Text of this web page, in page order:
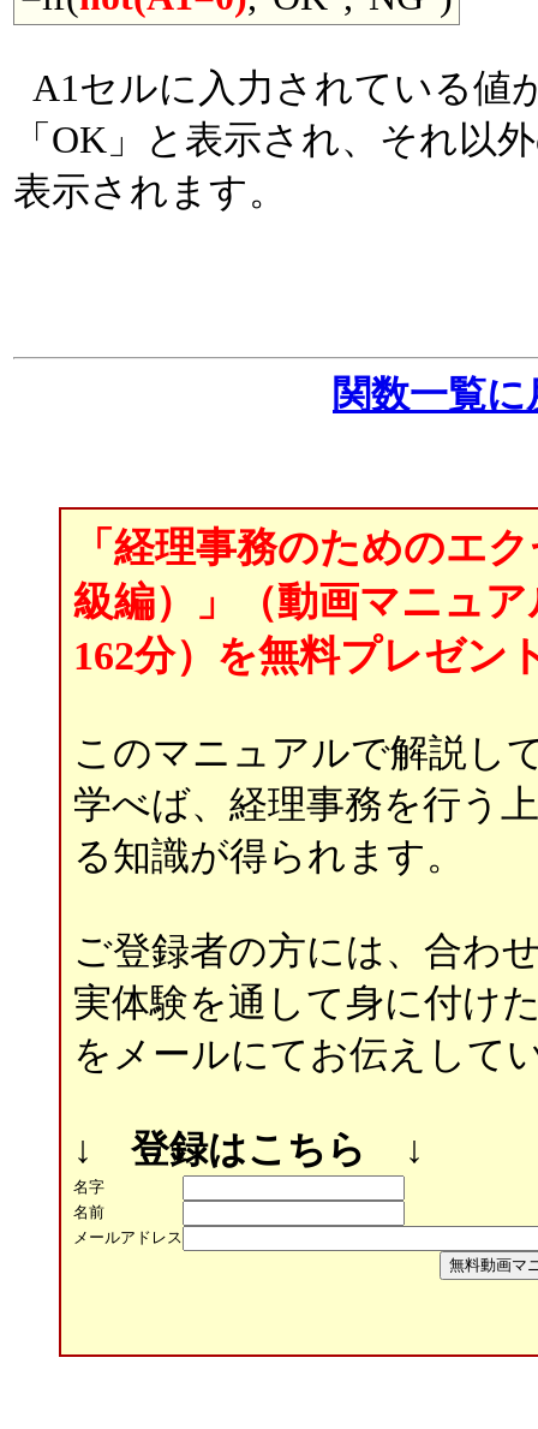
A1セルに入力されている値
「OK」と表示され、それ以
表示されます。
関数一覧に
「経理事務のためのエ
級編）」（動画マニュ
162分）を無料プレゼン
このマニュアルで解説し
学べば、経理事務を行う
る知識が得られます。
ご登録者の方には、合わ
実体験を通して身に付け
をメールにてお伝えして
↓ 登録はこちら ↓
名字
名前
メールアドレス